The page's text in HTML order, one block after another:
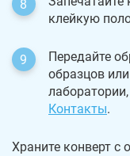
клейкую
Передайте
образцов
Контакты.
Храните конверт с